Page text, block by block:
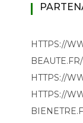
HTTPS://
BEAUTE.FR/
HTTPS://
HTTPS://